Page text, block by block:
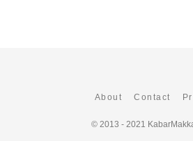
About Contact
© 2013 - 2021